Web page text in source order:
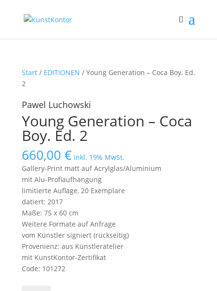
Start/ EDITIONEN / Young Generation – Coca Boy. Ed.
2
Pawel Luchowski
Young Generation – Coca
Boy. Ed. 2
660,00 € inkl. 19% MwSt.
Gallery-Print matt auf Acrylglas/Aluminium
mit Alu-Profiaufhängung
limitierte Auflage, 20 Exemplare
datiert: 2017
Maße: 75 x 60 cm
Weitere Formate auf Anfrage
vom Künstler signiert (rückseitig)
Provenienz: aus Künstleratelier
mit KunstKontor-Zertifikat
Code: 101272